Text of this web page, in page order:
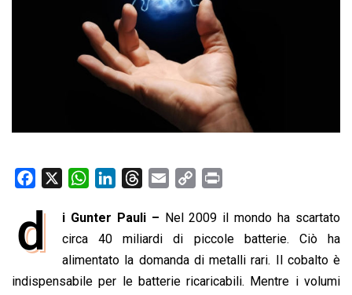
e
o
W
a
s
A
n
e
d
r
e
a
d
a
l
p
y
L
i
i
n
t
d i Gunter Pauli – Nel 2009 il mondo ha scartato
circa 40 miliardi di piccole batterie. Ciò ha
alimentato la domanda di metalli rari. Il cobalto è
indispensabile per le batterie ricaricabili. Mentre i volumi